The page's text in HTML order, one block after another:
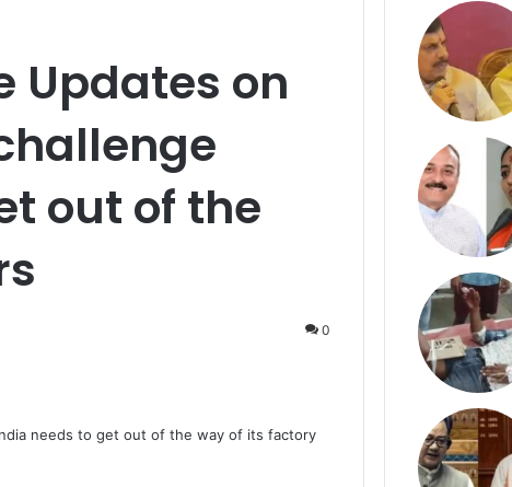
Updates on
out of the
0